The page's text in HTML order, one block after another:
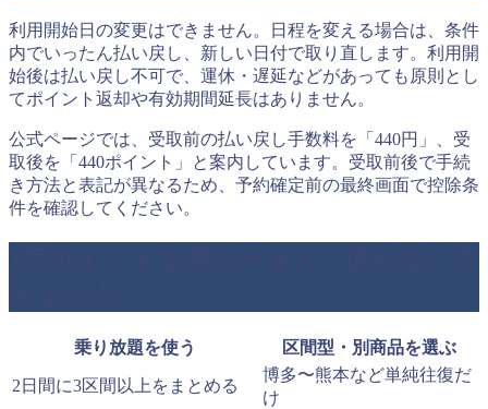
利用開始日の変更はできません。日程を変える場合は、条件
内でいったん払い戻し、新しい日付で取り直します。利用開
始後は払い戻し不可で、運休・遅延などがあっても原則とし
てポイント返却や有効期間延長はありません。
公式ページでは、受取前の払い戻し手数料を「440円」、受
取後を「440ポイント」と案内しています。受取前後で手続
き方法と表記が異なるため、予約確定前の最終画面で控除条
件を確認してください。
乗り放題を使う 区間型・別商品を選ぶ
2日間に3区間以上をまとめる
博多〜熊本など単純往復だ
け